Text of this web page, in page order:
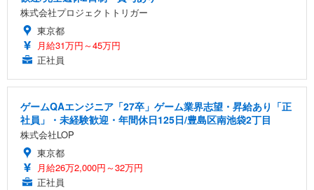
株式会社プロジェクトトリガー
東京都
月給31万円～45万円
正社員
ゲームQAエンジニア「27卒」ゲーム業界志望・昇給あり「正
社員」・未経験歓迎・年間休日125日/豊島区南池袋2丁目
株式会社LOP
東京都
月給26万2,000円～32万円
正社員